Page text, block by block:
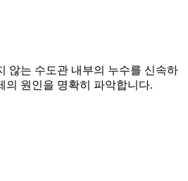
않는 수도관 내부의 누수를 신속하
의 원인을 명확히 파악합니다.